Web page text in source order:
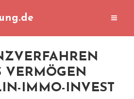
VERMÖGEN
IMMO-INVEST